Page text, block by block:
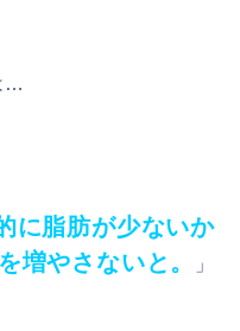
…
に脂肪が少ないか
増やさないと。
」